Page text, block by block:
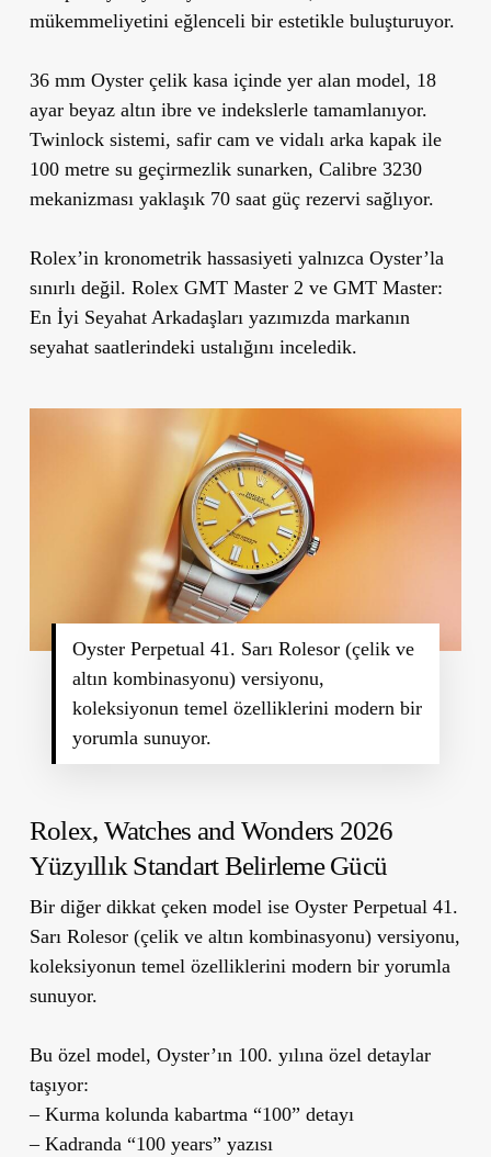
mükemmeliyetini eğlenceli bir estetikle buluşturuyor.
36 mm Oyster çelik kasa içinde yer alan model, 18
ayar beyaz altın ibre ve indekslerle tamamlanıyor.
Twinlock sistemi, safir cam ve vidalı arka kapak ile
100 metre su geçirmezlik sunarken, Calibre 3230
mekanizması yaklaşık 70 saat güç rezervi sağlıyor.
Rolex’in kronometrik hassasiyeti yalnızca Oyster’la
sınırlı değil. Rolex GMT Master 2 ve GMT Master:
En İyi Seyahat Arkadaşları yazımızda markanın
seyahat saatlerindeki ustalığını inceledik.
Oyster Perpetual 41. Sarı Rolesor (çelik ve
altın kombinasyonu) versiyonu,
koleksiyonun temel özelliklerini modern bir
yorumla sunuyor.
Rolex, Watches and Wonders 2026
Yüzyıllık Standart Belirleme Gücü
Bir diğer dikkat çeken model ise Oyster Perpetual 41.
Sarı Rolesor (çelik ve altın kombinasyonu) versiyonu,
koleksiyonun temel özelliklerini modern bir yorumla
sunuyor.
Bu özel model, Oyster’ın 100. yılına özel detaylar
taşıyor:
– Kurma kolunda kabartma “100” detayı
– Kadranda “100 years” yazısı